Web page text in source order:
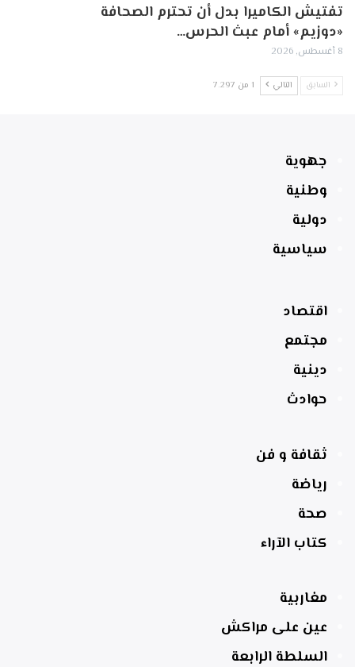
تفتيش الكاميرا بدل أن تحترم الصحافة
«دوزيم» أمام عبث الحرس…
8 أغسطس, 2026
السابق التالي 1 من 7٬297
جهوية
وطنية
دولية
سياسية
اقتصاد
مجتمع
دينية
حوادث
ثقافة و فن
رياضة
صحة
كتاب الآراء
مغاربية
عين على مراكش
السلطة الرابعة